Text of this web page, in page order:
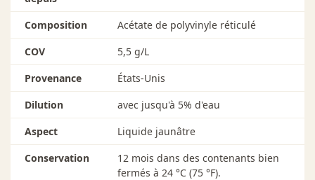
Composition
Acétate de polyvinyle réticulé
COV
5,5 g/L
Provenance
États-Unis
Dilution
avec jusqu'à 5% d'eau
Aspect
Liquide jaunâtre
Conservation
12 mois dans des contenants bien
fermés à 24 °C (75 °F).